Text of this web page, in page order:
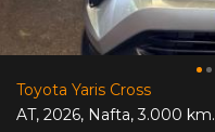
Toyota Yaris Cross
AT, 2026, Nafta,3.000 km.